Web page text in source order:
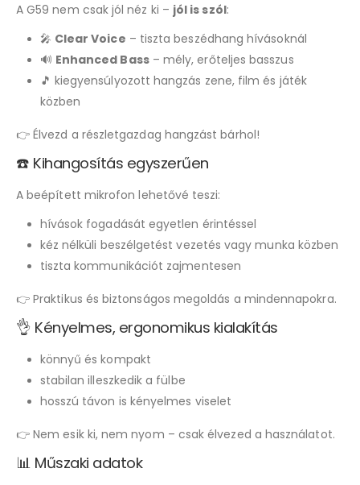
A G59 nem csak jól néz ki – jól is szól:
🎤 Clear Voice – tiszta beszédhang hívásoknál
🔊 Enhanced Bass– mély, erőteljes basszus
🎵 kiegyensúlyozott hangzás zene, film és játék
közben
👉 Élvezd a részletgazdag hangzást bárhol!
☎️ Kihangosítás egyszerűen
A beépített mikrofon lehetővé teszi:
hívások fogadását egyetlen érintéssel
kéz nélküli beszélgetést vezetés vagy munka közben
tiszta kommunikációt zajmentesen
👉 Praktikus és biztonságos megoldás a mindennapokra.
👌 Kényelmes, ergonomikus kialakítás
könnyű és kompakt
stabilan illeszkedik a fülbe
hosszú távon is kényelmes viselet
👉 Nem esik ki, nem nyom – csak élvezed a használatot.
📊 Műszaki adatok